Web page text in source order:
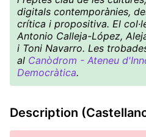
digitals contemporànies,
crítica i propositiva. El
Antonio Calleja-López,
i Toni Navarro. Les
al Canòdrom - Ateneu
Democràtica.
Description